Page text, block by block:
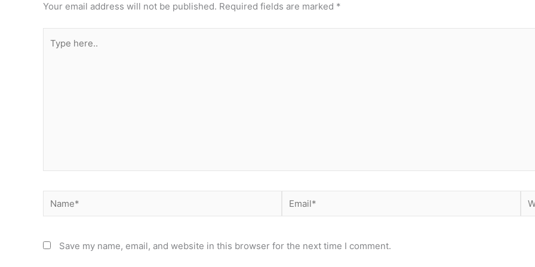
Your email address will not be published. Required fields are marked *
here..
Name* Email*
Save my name, email, and website in this browser for the next time I comment.